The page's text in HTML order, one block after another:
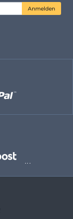
Anmelden